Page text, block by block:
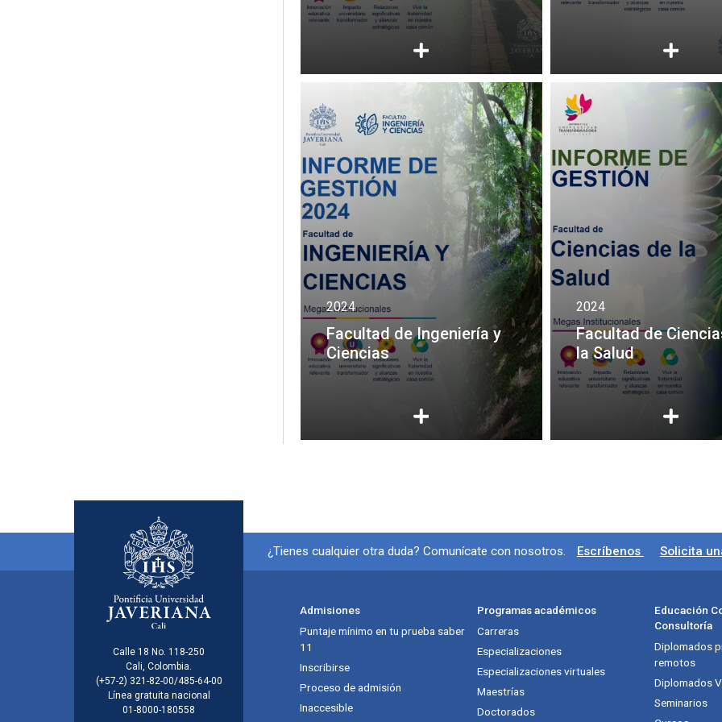
2024
Facultad de Ingeniería y
Ciencias
2024
Facultad de
la Salud
Información de la institución
Calle 18 No. 118-250
Cali, Colombia.
(+57-2) 321-82-00/485-64-00
Línea gratuita nacional
01-8000-180558
Información y redes sociales
¿Tienes cualquier otra duda? Comunícate con nosotros. Escríbenos Solicita
Menú principal del footer
Admisiones
Puntaje mínimo en tu prueba saber
11
Inscribirse
Proceso de admisión
Inaccesible
Programas académicos
Carreras
Especializaciones
Especializaciones virtuales
Maestrías
Doctorados
Educación
Consultoría
Diplomados
remotos
Diplomados
Seminarios